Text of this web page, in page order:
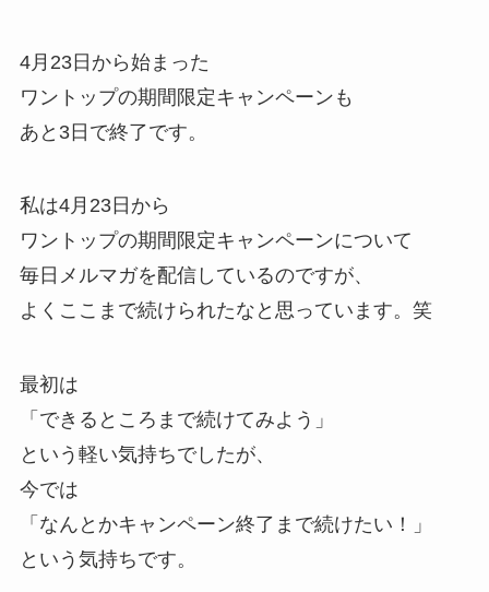
4月23日から始まった
ワントップの期間限定キャンペーンも
あと3日で終了です。
私は4月23日から
ワントップの期間限定キャンペーンについて
毎日メルマガを配信しているのですが、
よくここまで続けられたなと思っています。笑
最初は
「できるところまで続けてみよう」
という軽い気持ちでしたが、
今では
「なんとかキャンペーン終了まで続けたい！」
という気持ちです。